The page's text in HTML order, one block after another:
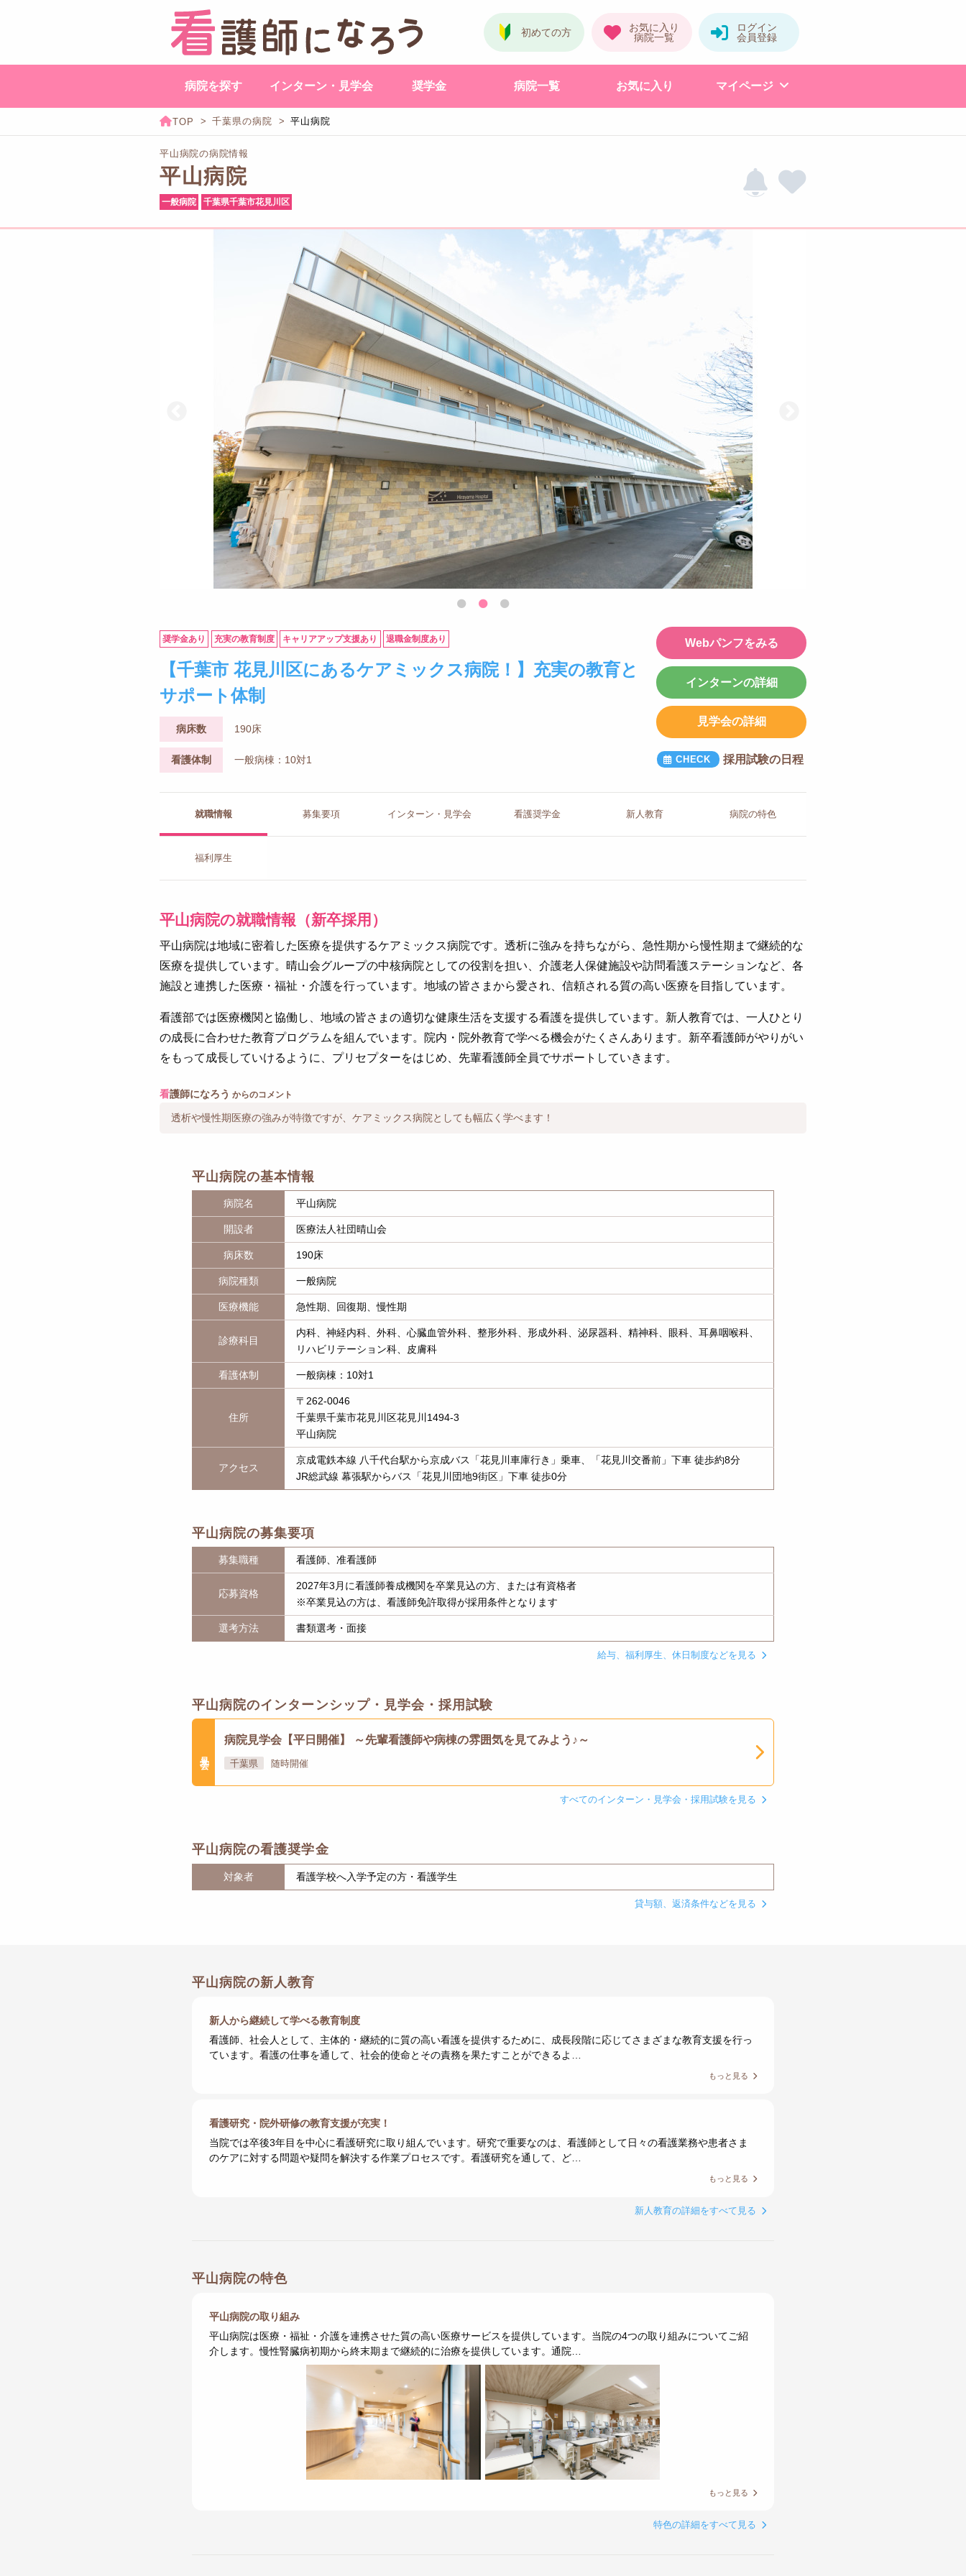
病院を探す インターン・見学会 奨学金 病院一覧 お気に入り マイページ
千葉県の病院 平山病院
平山病院の病院情報
平山病院
一般病院 千葉県千葉市花見川区
奨学金あり 充実の教育制度 キャリアアップ支援あり 退職金制度あり
【千葉市 花見川区にあるケアミックス病院！】充実の教育と
サポート体制
病床数 190床
看護体制 一般病棟：10対1
Webパンフをみる
インターンの詳細
見学会の詳細
採用試験の日程
就職情報 募集要項 インターン ・見学会 看護奨学金 新人教育 病院の特色
福利厚生
平山病院の就職情報（新卒採用）
平山病院は地域に密着した医療を提供するケアミックス病院です。透析に強みを持ちながら、急性期から慢性期まで継続的な
医療を提供しています。晴山会グループの中核病院としての役割を担い、介護老人保健施設や訪問看護ステーションなど、各
施設と連携した医療・福祉・介護を行っています。地域の皆さまから愛され、信頼される質の高い医療を目指しています。
看護部では医療機関と協働し、地域の皆さまの適切な健康生活を支援する看護を提供しています。新人教育では、一人ひとり
の成長に合わせた教育プログラムを組んでいます。院内・院外教育で学べる機会がたくさんあります。新卒看護師がやりがい
をもって成長していけるように、プリセプターをはじめ、先輩看護師全員でサポートしていきます。
看護師になろう からのコメント
透析や慢性期医療の強みが特徴ですが、ケアミックス病院としても幅広く学べます！
平山病院の基本情報
病院名 平山病院
開設者 医療法人社団晴山会
病床数 190床
病院種類 一般病院
医療機能 急性期、回復期、慢性期
診療科目
内科、神経内科、外科、心臓血管外科、整形外科、形成外科、泌尿器科、精神科、眼科、耳鼻咽喉科、
リハビリテーション科、皮膚科
看護体制 一般病棟：10対1
住所
〒262-0046
千葉県千葉市花見川区花見川1494-3
平山病院
アクセス
京成電鉄本線 八千代台駅から京成バス「花見川車庫行き」乗車、「花見川交番前」下車 徒歩約8分
JR総武線 幕張駅からバス「花見川団地9街区」下車 徒歩0分
平山病院の募集要項
募集職種 看護師、准看護師
応募資格
2027年3月に看護師養成機関を卒業見込の方、または有資格者
※卒業見込の方は、看護師免許取得が採用条件となります
選考方法 書類選考・面接
給与、福利厚生、休日制度などを見る
平山病院のインターンシップ・見学会・採用試験
病院見学会【平日開催】 ～先輩看護師や病棟の雰囲気を見てみよう♪～
千葉県 随時開催
すべてのインターン・見学会・採用試験を見る
平山病院の看護奨学金
対象者 看護学校へ入学予定の方・看護学生
貸与額、返済条件などを見る
平山病院の新人教育
新人から継続して学べる教育制度
看護師、社会人として、主体的・継続的に質の高い看護を提供するために、成長段階に応じてさまざまな教育支援を行っ
ています。看護の仕事を通して、社会的使命とその責務を果たすことができるよ…
もっと見る
看護研究・院外研修の教育支援が充実！
当院では卒後3年目を中心に看護研究に取り組んでいます。研究で重要なのは、看護師として日々の看護業務や患者さま
のケアに対する問題や疑問を解決する作業プロセスです。看護研究を通して、ど…
もっと見る
新人教育の詳細をすべて見る
平山病院の特色
平山病院の取り組み
平山病院は医療・福祉・介護を連携させた質の高い医療サービスを提供しています。当院の4つの取り組みについてご紹
介します。慢性腎臓病初期から終末期まで継続的に治療を提供しています。通院…
もっと見る
特色の詳細をすべて見る